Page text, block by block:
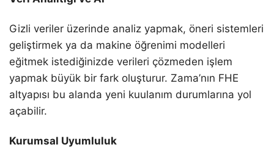
Gizli veriler üzerinde analiz yapmak, öneri sistemleri
geliştirmek ya da makine öğrenimi modelleri
eğitmek istediğinizde verileri çözmeden işlem
yapmak büyük bir fark oluşturur. Zama’nın FHE
altyapısı bu alanda yeni kuulanım durumlarına yol
açabilir.
Kurumsal Uyumluluk